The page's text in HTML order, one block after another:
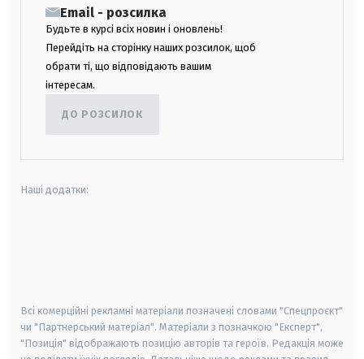
Email - розсилка
Будьте в курсі всіх новин і оновлень!
Перейдіть на сторінку наших розсилок, щоб
обрати ті, що відповідають вашим
інтересам.
ДО РОЗСИЛОК
Наші додатки:
Всі комерційні рекламні матеріали позначені словами "Спецпроєкт"
чи "Партнерський матеріал". Матеріали з позначкою "Експерт",
"Позиція" відображають позицію авторів та героїв. Редакція може